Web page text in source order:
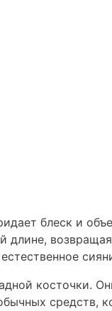
блеск и
длине,
косточки.
средств,